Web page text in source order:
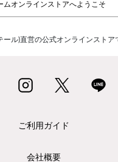
ムオンラインストアへようこそ
ール)直営の公式オンラインストア
ご利用ガイド
会社概要